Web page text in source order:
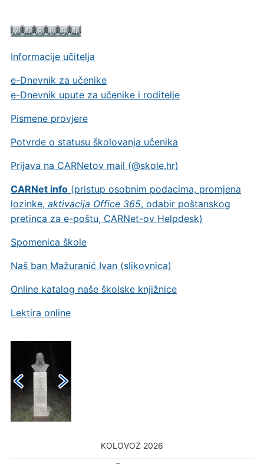
Informacije učitelja
e-Dnevnik za učenike
e-Dnevnik upute za učenike i roditelje
Pismene provjere
Potvrde o statusu školovanja učenika
Prijava na CARNetov mail (@skole.hr)
CARNet info(pristup osobnim podacima, promjena
lozinke, aktivacija Office 365, odabir poštanskog
pretinca za e-poštu, CARNet-ov Helpdesk)
Spomenica škole
Naš ban Mažuranić Ivan (slikovnica)
Online katalog naše školske knjižnice
Lektira online
KOLOVOZ 2026